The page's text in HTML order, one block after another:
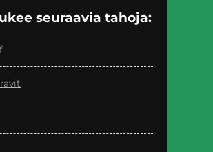
seuraavia tahoja: